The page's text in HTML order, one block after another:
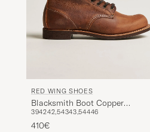
RED WING SHOES
Blacksmith Boot Copper
Rough/Though Leather
394242,54343,54446
410€